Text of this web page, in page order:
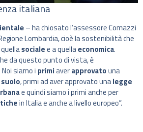
italiana
– ha chiosato l’assessore Comazzi
Lombardia, cioè la sostenibilità che
socialee a quellaeconomica.
da questo punto di vista, è
Noi siamo i primiaverapprovatouna
, primi ad aver approvato unalegge
e quindi siamo i primi anche per
in Italia e anche a livello europeo”.